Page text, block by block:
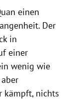
einen
Der
in
einer
wenig wie
kämpft, nichts